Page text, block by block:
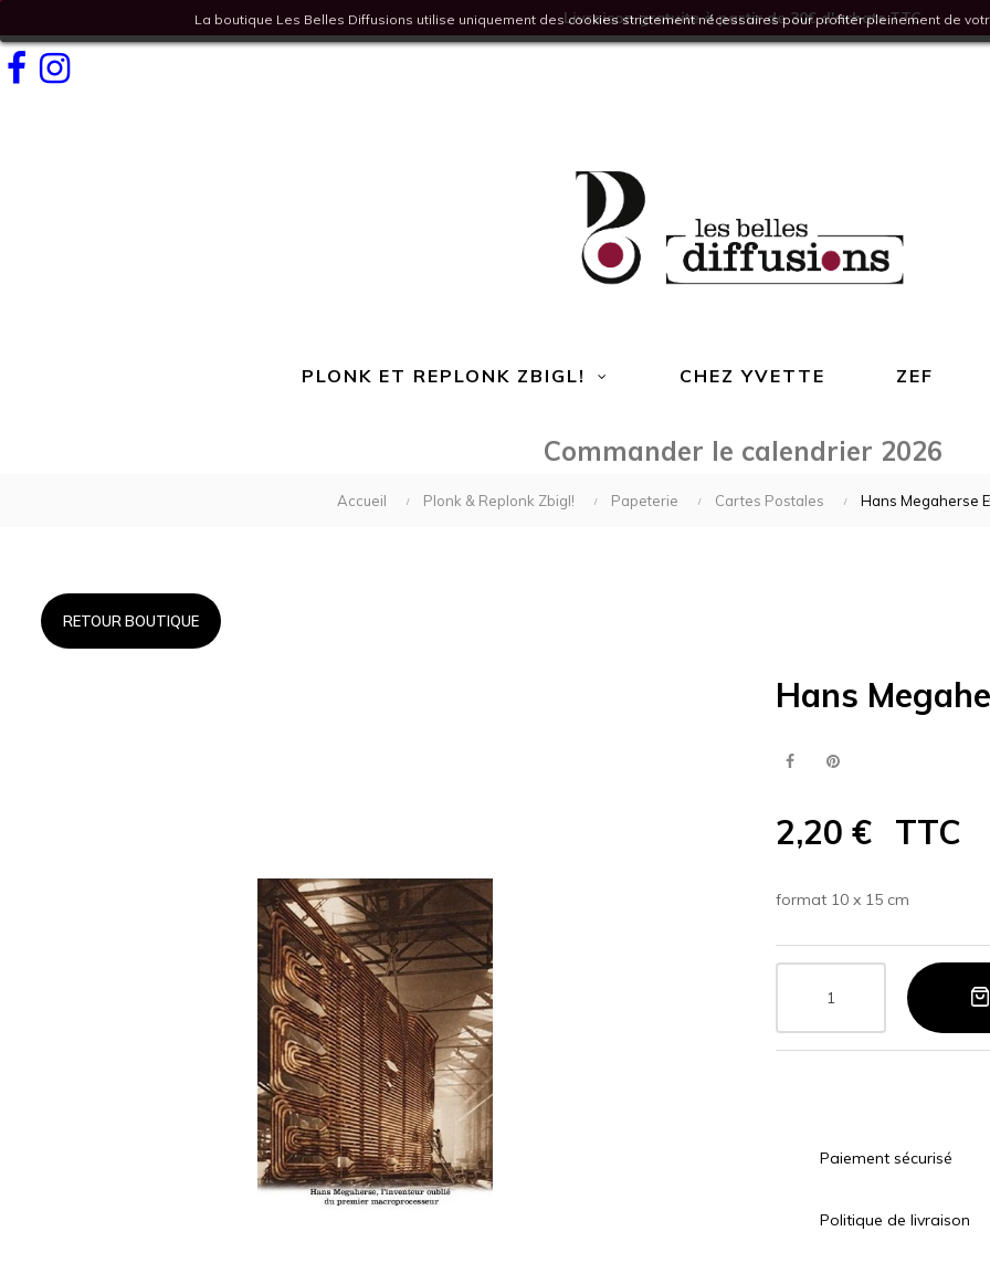
Livraison gratuite à partir de 30€ d'achats TTC
Facebook
PLONK ET REPLONK ZBIGL! CHEZ YVETTE ZEF
La boutique Les Belles Diffusions utilise uniquement des cookies strictement nécessaires pour profiter pleinement de
Commander le calendrier 2026
Accueil Plonk & Replonk Zbigl! Papeterie Cartes Postales Hans Megaherse
RETOUR BOUTIQUE
Hans
2,20 € TTC
format 10 x 15 cm
Paiement sécurisé
Politique de livraison